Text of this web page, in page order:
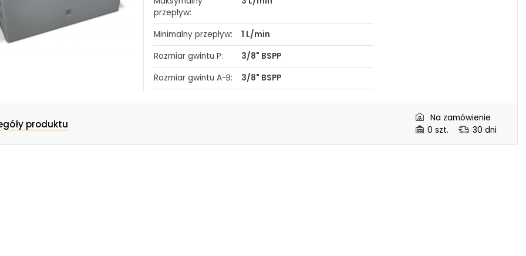
przepływ:
Minimalny przepływ:
1 L/min
Rozmiar gwintu P:
3/8" BSPP
Rozmiar gwintu A-B:
3/8" BSPP
L2:
40 mm
produktu
Na zamówienie
0 szt.
30 dni